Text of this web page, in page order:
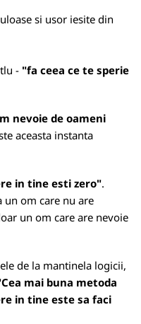
si usor iesite din
- "fa ceea ce te sperie
nevoie de oameni
aceasta instanta
in tine esti zero".
un om care nu are
un om care are nevoie
de la mantinela logicii,
mai buna metoda
in tine este sa faci